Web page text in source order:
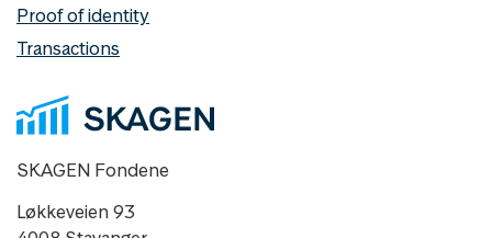
Proof of identity
Transactions
SKAGEN Fondene
Løkkeveien 93